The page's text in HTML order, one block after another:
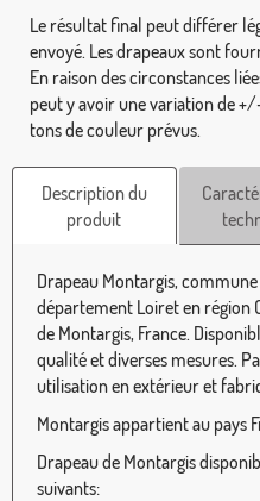
Le résultat final peut différer
envoyé. Les drapeaux sont
En raison des circonstances
peut y avoir une variation de
tons de couleur prévus.
Description du
produit
Drapeau Montargis,
département Loiret en
de Montargis, France.
qualité et diverses mesures.
utilisation en extérieur et
Montargis appartient au pays
Drapeau de Montargis
suivants: